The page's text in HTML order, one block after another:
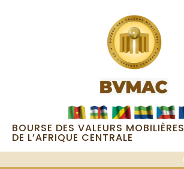
BOURSE DES VALEURS MOBILIÈRES
DE L’AFRIQUE CENTRALE